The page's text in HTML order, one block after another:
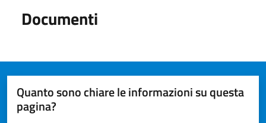
Documenti
Quanto sono chiare le informazioni su questa
pagina?